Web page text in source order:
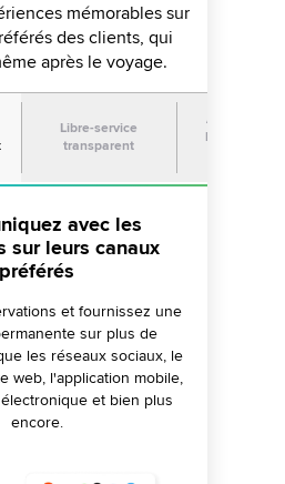
mémorables sur
des clients, qui
après le voyage.
Libre-service
transparent
l'assistance
avec les
sur leurs canaux
préférés
et fournissez une
sur plus de
les réseaux sociaux, le
web, l'application mobile,
et bien plus
encore.
d'activité en haute
à des options en
service
de trouver des
rapidement grâce à des
service tels que le chat
7j/7, les bots vocaux, les
FAQ et les communautés.
la satisfaction des
grâce à l'IA
changer d'écran. Les
utiliser des
de réponse, des
et bien plus encore pour
plus rapidement.